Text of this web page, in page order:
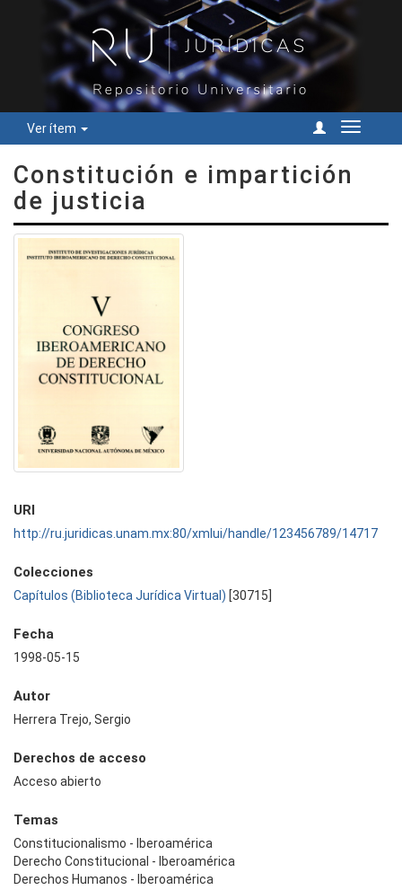
Ver ítem
Cambiar
Constitución e impartición
de justicia
URI
http://ru.juridicas.unam.mx:80/xmlui/handle/123456789/14717
Colecciones
Capítulos (Biblioteca Jurídica Virtual) [30715]
Fecha
1998-05-15
Autor
Herrera Trejo, Sergio
Derechos de acceso
Acceso abierto
Temas
Constitucionalismo - Iberoamérica
Derecho Constitucional - Iberoamérica
Derechos Humanos - Iberoamérica